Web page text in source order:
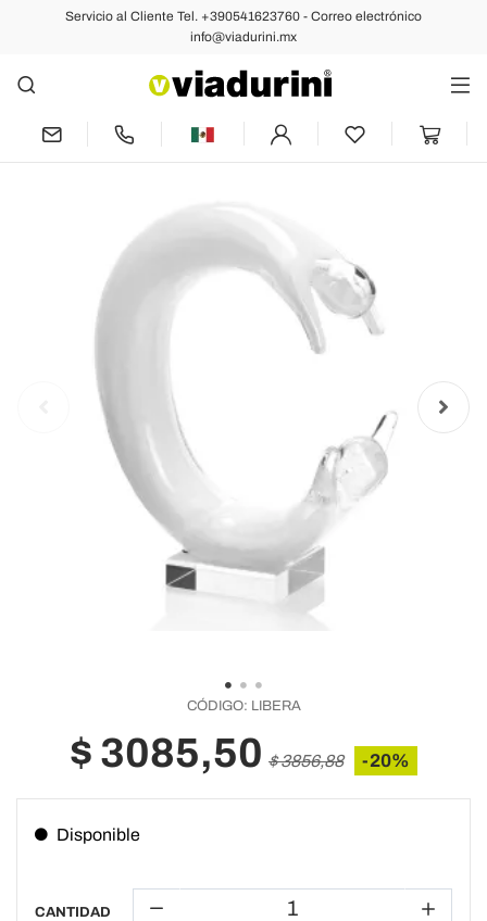
Servicio al Cliente Tel. +390541623760 - Correo electrónico
info@viadurini.mx
Anterior Siguiente
Adorno de escultura de estatua en
diseño de lujo de cristal de colores -
Gratis
CÓDIGO: LIBERA
$ 3085,50 $ 3856,88 -20%
Disponible
CANTIDAD